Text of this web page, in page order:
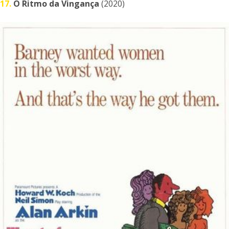
17. O Ritmo da Vingança (2020)